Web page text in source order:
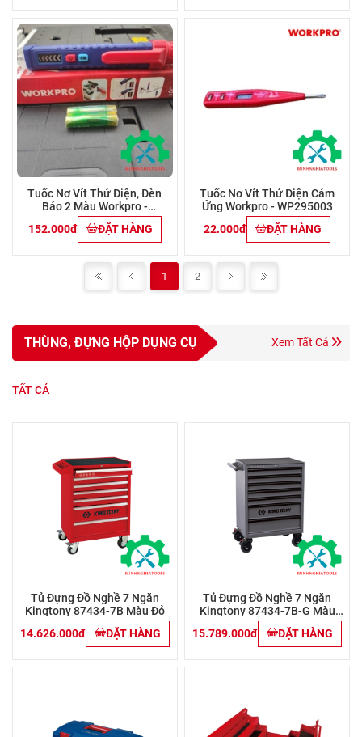
Tuốc Nơ Vít Thử Điện, Đèn
Báo 2 Màu Workpro -
WP295004
152.000đ ĐẶT HÀNG
Tuốc Nơ Vít Thử Điện Cảm
Ứng Workpro - WP295003
22.000đ
ĐẶT HÀNG
1 2
THÙNG, ĐỰNG HỘP DỤNG CỤ Xem Tất Cả
TẤT CẢ
Tủ Đựng Đồ Nghề 7 Ngăn
Kingtony 87434-7B Màu Đỏ
14.626.000đ
ĐẶT HÀNG
Tủ Đựng Đồ Nghề 7 Ngăn
Kingtony 87434-7B-G Màu
Xám
15.789.000đ ĐẶT HÀNG